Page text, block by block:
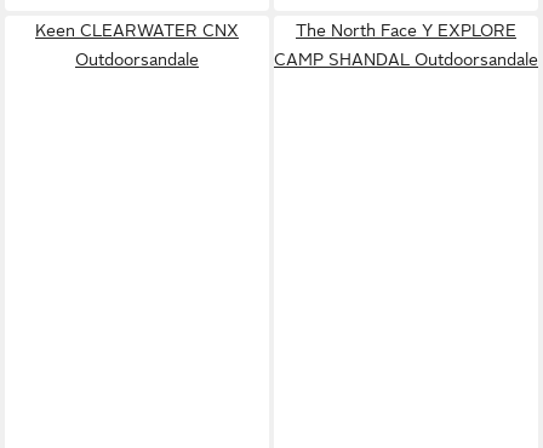
Keen CLEARWATER CNX
Outdoorsandale
The North Face Y EXPLORE
CAMP SHANDAL Outdoorsandale